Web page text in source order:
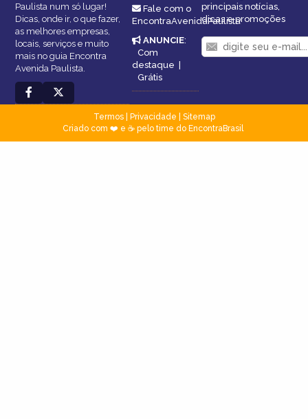
Paulista num só lugar!
Dicas, onde ir, o que fazer,
as melhores empresas,
locais, serviços e muito
mais no guia Encontra
Avenida Paulista.
Fale com o
EncontraAvenidaPaulista
ANUNCIE:
Com
destaque |
Grátis
principais notícias,
dicas e promoções
Termos| Privacidade
Sitemap
Criado com ❤️ e ☕ pelo time do EncontraBrasil